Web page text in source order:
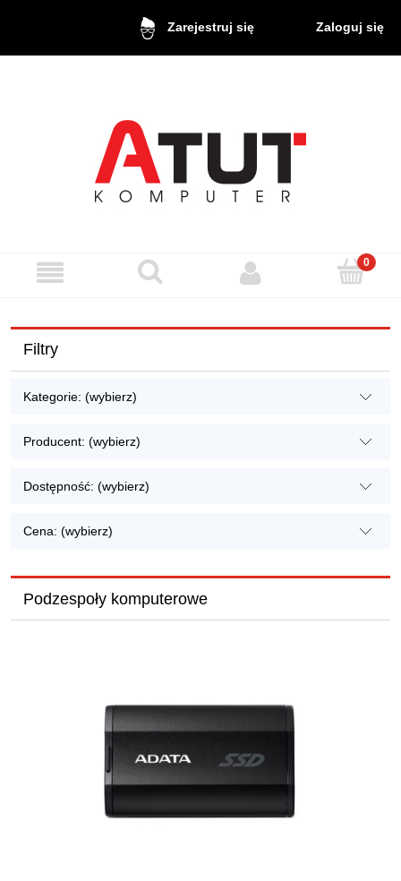
Zarejestruj się Zaloguj się
Filtry
Kategorie: (wybierz)
Producent: (wybierz)
Dostępność: (wybierz)
Cena: (wybierz)
Podzespoły komputerowe